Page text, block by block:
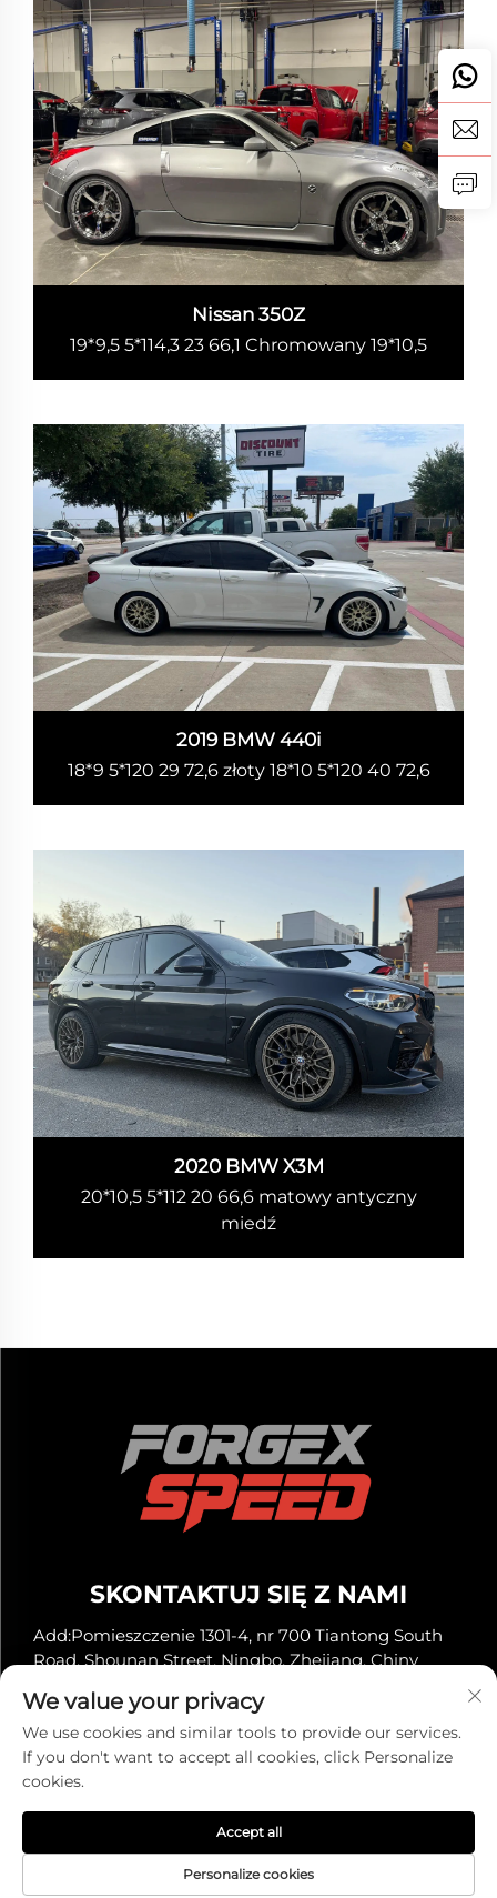
Nissan 350Z
19*9,5 5*114,3 23 66,1 Chromowany 19*10,5
2019 BMW 440i
18*9 5*120 29 72,6 złoty 18*10 5*120 40 72,6
2020 BMW X3M
20*10,5 5*112 20 66,6 matowy antyczny
miedź
SKONTAKTUJ SIĘ Z NAMI
Add:Pomieszczenie 1301-4, nr 700 Tiantong South
Road, Shounan Street, Ningbo, Zhejiang, Chiny
Tel.:
+86-13929561315
E-mail:[email protected]
Automotive Co., Ltd. -Polityka prywatności
We value your privacy
We use cookies and similar tools to provide our services.
If you don't want to accept all cookies, click Personalize
cookies.
Personalize cookies
Accept all